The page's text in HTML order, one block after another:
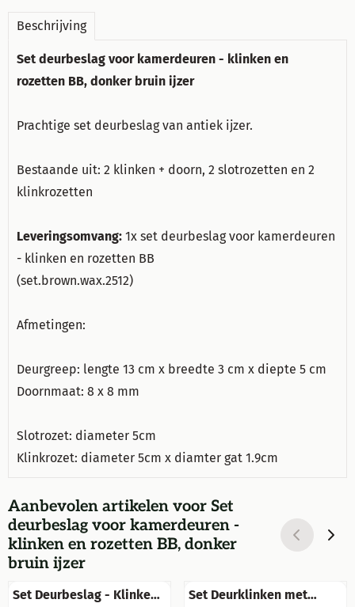
Beschrijving
Set deurbeslag voor kamerdeuren - klinken en
rozetten BB, donker bruin ijzer
Prachtige set deurbeslag van antiek ijzer.
Bestaande uit: 2 klinken + doorn, 2 slotrozetten en 2
klinkrozetten
Leveringsomvang: 1x set deurbeslag voor kamerdeuren
- klinken en rozetten BB
(set.brown.wax.2512)
Afmetingen:
Deurgreep: lengte 13 cm x breedte 3 cm x diepte 5 cm
Doornmaat: 8 x 8 mm
Slotrozet: diameter 5cm
Klinkrozet: diameter 5cm x diamter gat 1.9cm
Aanbevolen artikelen voor Set
deurbeslag voor kamerdeuren -
klinken en rozetten BB, donker
bruin ijzer
Set Deurbeslag - Klinken
Set Deurklinken met